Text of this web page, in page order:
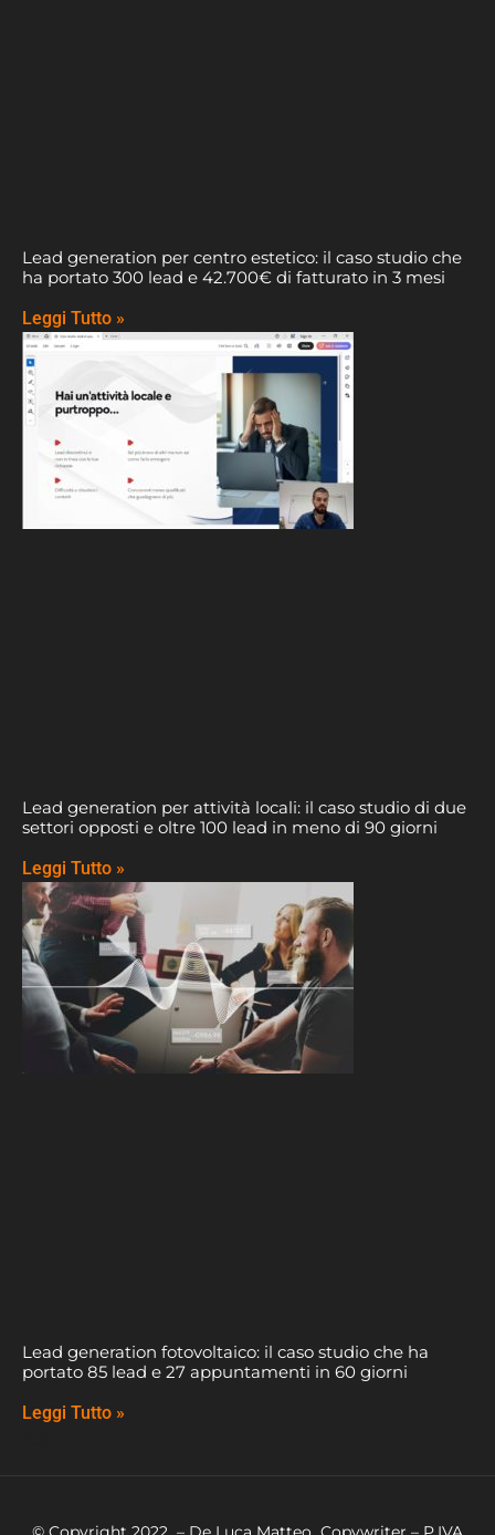
Lead generation per centro estetico: il caso studio che
ha portato 300 lead e 42.700€ di fatturato in 3 mesi
Leggi Tutto »
Lead generation per attività locali: il caso studio di due
settori opposti e oltre 100 lead in meno di 90 giorni
Leggi Tutto »
Lead generation fotovoltaico: il caso studio che ha
portato 85 lead e 27 appuntamenti in 60 giorni
Leggi Tutto »